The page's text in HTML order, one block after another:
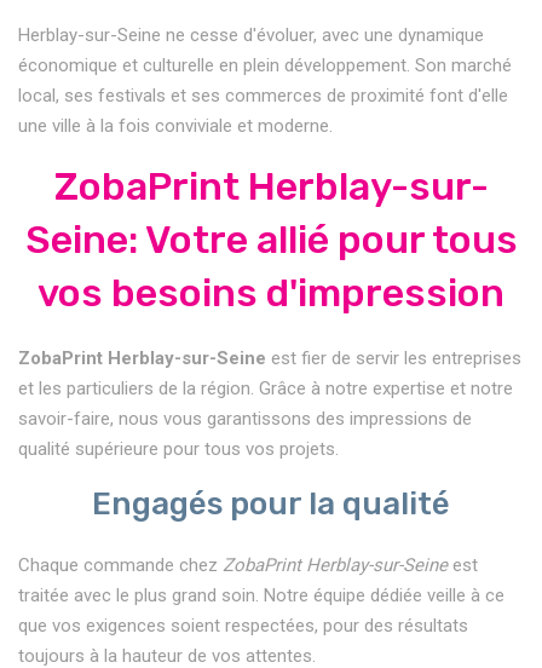
Herblay-sur-Seine ne cesse d'évoluer, avec une dynamique
économique et culturelle en plein développement. Son marché
local, ses festivals et ses commerces de proximité font d'elle
une ville à la fois conviviale et moderne.
ZobaPrint Herblay-sur-
Seine: Votre allié pour tous
vos besoins d'impression
ZobaPrint Herblay-sur-Seine est fier de servir les entreprises
et les particuliers de la région. Grâce à notre expertise et notre
savoir-faire, nous vous garantissons des impressions de
qualité supérieure pour tous vos projets.
Engagés pour la qualité
Chaque commande chez ZobaPrint Herblay-sur-Seineest
traitée avec le plus grand soin. Notre équipe dédiée veille à ce
que vos exigences soient respectées, pour des résultats
toujours à la hauteur de vos attentes.